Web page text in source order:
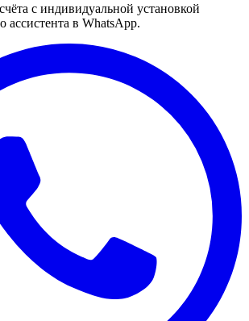
с индивидуальной установкой
ассистента в WhatsApp.